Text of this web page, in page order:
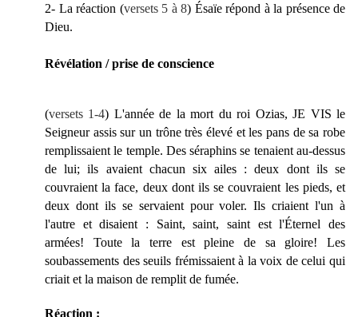
2- La réaction (versets 5 à 8) Ésaïe répond à la présence de
Dieu.
Révélation / prise de conscience
(versets 1-4) L'année de la mort du roi Ozias, JE VIS le
Seigneur assis sur un trône très élevé et les pans de sa robe
remplissaient le temple. Des séraphins se tenaient au-dessus
de lui; ils avaient chacun six ailes : deux dont ils se
couvraient la face, deux dont ils se couvraient les pieds, et
deux dont ils se servaient pour voler. Ils criaient l'un à
l'autre et disaient : Saint, saint, saint est l'Éternel des
armées! Toute la terre est pleine de sa gloire! Les
soubassements des seuils frémissaient à la voix de celui qui
criait et la maison de remplit de fumée.
Réaction :